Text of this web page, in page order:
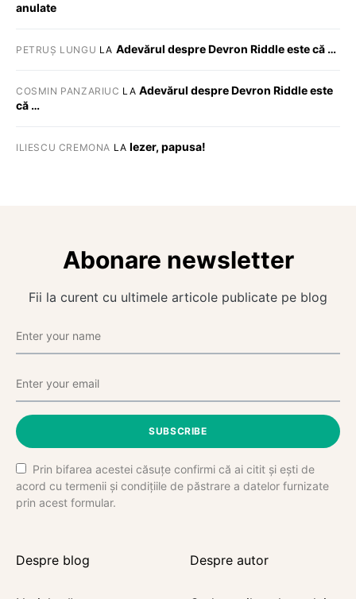
anulate
PETRUȘ LUNGU LA Adevărul despre Devron Riddle este că …
COSMIN PANZARIUC LA Adevărul despre Devron Riddle este
că …
ILIESCU CREMONA LA Iezer, papusa!
Abonare newsletter
Fii la curent cu ultimele articole publicate pe blog
SUBSCRIBE
Prin bifarea acestei căsuțe confirmi că ai citit și ești de
acord cu termenii și condițiile de păstrare a datelor furnizate
prin acest formular.
Despre blog Despre autor